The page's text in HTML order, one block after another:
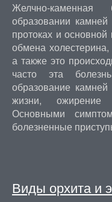
Желчно-каменная
образовании
протоках и
обмена
а также это
часто эта
образование
жизни, ожирение
Основными
болезненные
Виды орхита и